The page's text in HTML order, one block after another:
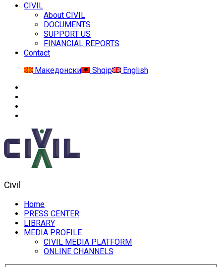
CIVIL
About CIVIL
DOCUMENTS
SUPPORT US
FINANCIAL REPORTS
Contact
Македонски
Shqip English
Civil
Home
PRESS CENTER
LIBRARY
MEDIA PROFILE
CIVIL MEDIA PLATFORM
ONLINE CHANNELS